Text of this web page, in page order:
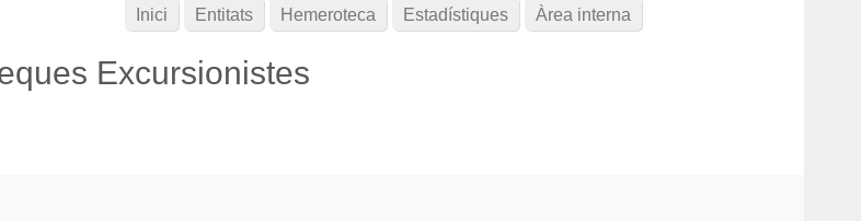
Excursionistes
Inici Entitats Hemeroteca Estadístiques Àrea interna